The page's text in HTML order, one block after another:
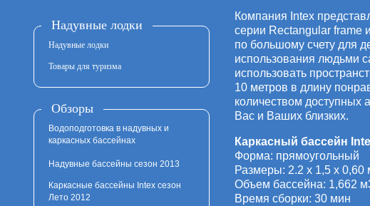
Надувные лодки
Надувные лодки
Товары для туризма
Обзоры
Водоподготовка в надувных и
каркасных бассейнах
Надувные бассейны сезон 2013
Каркасные бассейны Intex сезон
Лето 2012
Компания Intex
серии Rectangular frame
по большому счету для
использования людьми
использовать
10 метров в длину
количеством
Вас и Ваших близких.
Каркасный бассейн
Форма: прямоугольный
Размеры: 2.2 x 1,5 x 0,60
Объем бассейна: 1,662
Время сборки: 30 мин